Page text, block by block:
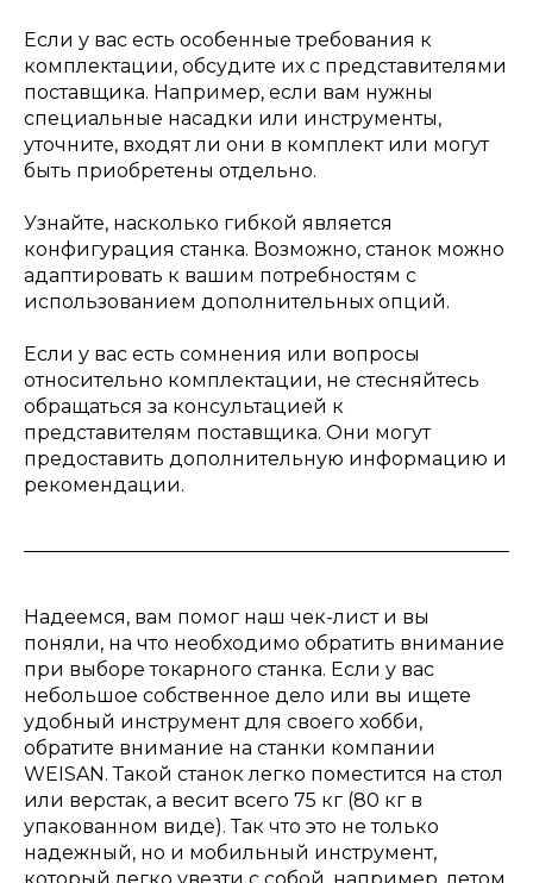
Если у вас есть особенные требования к
комплектации, обсудите их с представителями
поставщика. Например, если вам нужны
специальные насадки или инструменты,
уточните, входят ли они в комплект или могут
быть приобретены отдельно.
Узнайте, насколько гибкой является
конфигурация станка. Возможно, станок можно
адаптировать к вашим потребностям с
использованием дополнительных опций.
Если у вас есть сомнения или вопросы
относительно комплектации, не стесняйтесь
обращаться за консультацией к
представителям поставщика. Они могут
предоставить дополнительную информацию и
рекомендации.
Надеемся, вам помог наш чек-лист и вы
поняли, на что необходимо обратить внимание
при выборе токарного станка. Если у вас
небольшое собственное дело или вы ищете
удобный инструмент для своего хобби,
обратите внимание на станки компании
WEISAN. Такой станок легко поместится на стол
или верстак, а весит всего 75 кг (80 кг в
упакованном виде). Так что это не только
надежный, но и мобильный инструмент,